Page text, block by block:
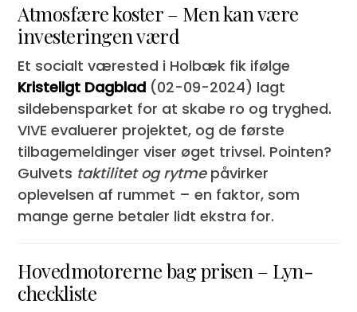
Atmosfære koster – Men kan være
investeringen værd
Et socialt værested i Holbæk fik ifølge
Kristeligt Dagblad (02-09-2024) lagt
sildebensparket for at skabe ro og tryghed.
VIVE evaluerer projektet, og de første
tilbagemeldinger viser øget trivsel. Pointen?
Gulvets taktilitet og rytmepåvirker
oplevelsen af rummet – en faktor, som
mange gerne betaler lidt ekstra for.
Hoved­motorerne bag prisen – Lyn­
checkliste